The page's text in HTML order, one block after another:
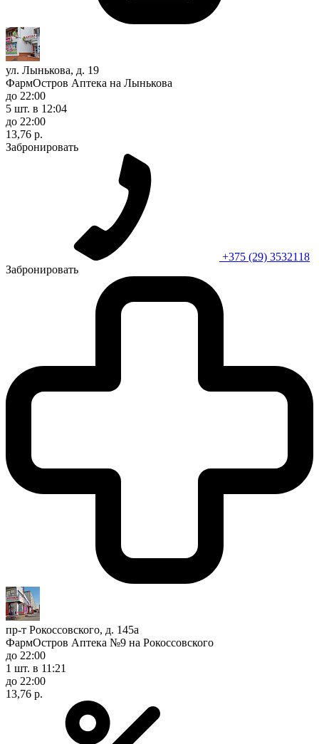
ул. Лынькова, д. 19
ФармОстров Аптека на Лынькова
до 22:00
5 шт. в 12:04
до 22:00
13,76 р.
Забронировать
+375 (29) 3532118
Забронировать
пр-т Рокоссовского, д. 145а
ФармОстров Аптека №9 на Рокоссовского
до 22:00
1 шт. в 11:21
до 22:00
13,76 р.